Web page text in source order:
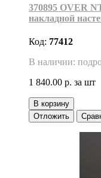
370895 OVER
накладной
Код: 77412
В наличии:
1 840.00 р. за шт
В корзину
Отложить